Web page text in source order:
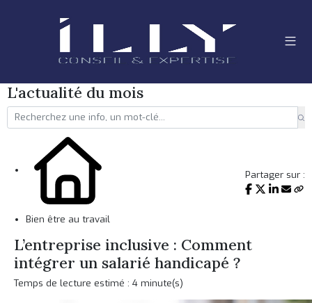
L'actualité du mois
Bien être au travail
Partager sur :
L’entreprise inclusive : Comment
intégrer un salarié handicapé ?
Temps de lecture estimé : 4 minute(s)